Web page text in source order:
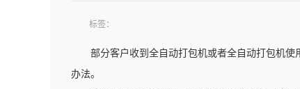
标签：
部分客户收到全自动打包机或者全自动打包机
办法。